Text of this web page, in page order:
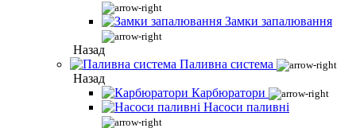
Замки запалювання
Назад
Паливна система
Назад
Карбюратори
Насоси паливні